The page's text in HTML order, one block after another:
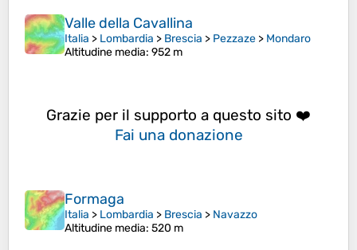
Valle della Cavallina
Italia > Lombardia > Brescia > Pezzaze > Mondaro
Altitudine media: 952 m
Grazie per il supporto a questo sito ❤️
Fai una donazione
Formaga
Italia > Lombardia > Brescia > Navazzo
Altitudine media: 520 m